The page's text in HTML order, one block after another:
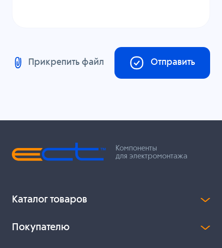
Прикрепить файл Отправить
Компоненты
для электромонтажа
Каталог товаров
Покупателю